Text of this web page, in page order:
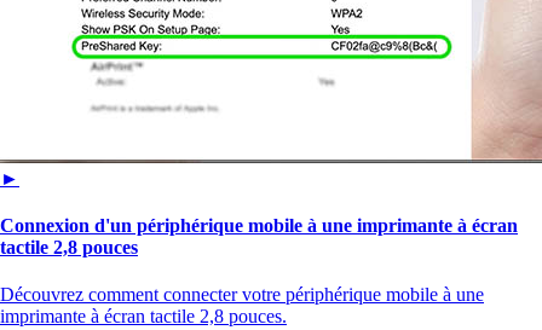
►
Connexion d'un périphérique mobile à une imprimante à écran
tactile 2,8 pouces
Découvrez comment connecter votre périphérique mobile à une
imprimante à écran tactile 2,8 pouces.